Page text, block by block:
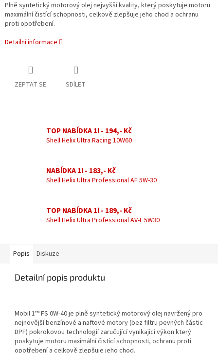
Plně syntetický motorový olej nejvyšší kvality, který poskytuje motoru
maximální čistící schopnosti, celkově zlepšuje jeho chod a ochranu
proti opotřebení.
Detailní informace
ZEPTAT SE SDÍLET
TOP NABÍDKA 1l - 194,- Kč
Shell Helix Ultra Racing 10W60
NABÍDKA 1l - 183,- Kč
Shell Helix Ultra Professional AF 5W-30
TOP NABÍDKA 1l - 189,- Kč
Shell Helix Ultra Professional AV-L 5W30
Popis Diskuze
Detailní popis produktu
Mobil 1™ FS 0W-40 je plně syntetický motorový olej navržený pro
nejnovější benzínové a naftové motory (bez filtru pevných částic
DPF) pokrokovou technologií zaručující vynikající výkon který
poskytuje motoru maximální čistící schopnosti, ochranu proti
opotřebení a celkově zlepšuje jeho chod.